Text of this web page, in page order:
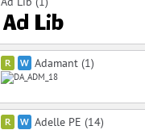
Adamant (1)
Adelle PE (14)